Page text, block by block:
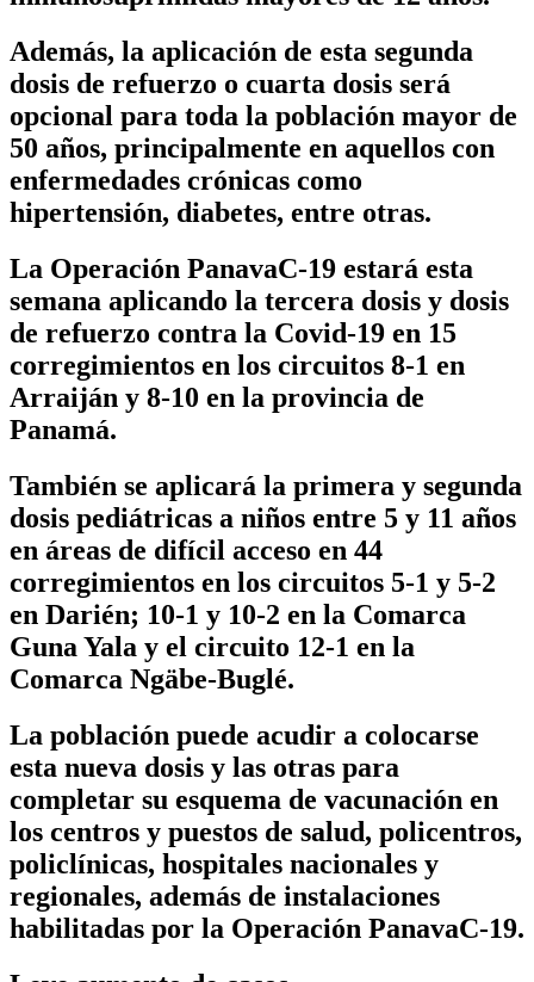
Además, la aplicación de esta segunda
dosis de refuerzo o cuarta dosis será
opcional para toda la población mayor de
50 años, principalmente en aquellos con
enfermedades crónicas como
hipertensión, diabetes, entre otras.
La Operación PanavaC-19 estará esta
semana aplicando la tercera dosis y dosis
de refuerzo contra la Covid-19 en 15
corregimientos en los circuitos 8-1 en
Arraiján y 8-10 en la provincia de
Panamá.
También se aplicará la primera y segunda
dosis pediátricas a niños entre 5 y 11 años
en áreas de difícil acceso en 44
corregimientos en los circuitos 5-1 y 5-2
en Darién; 10-1 y 10-2 en la Comarca
Guna Yala y el circuito 12-1 en la
Comarca Ngäbe-Buglé.
La población puede acudir a colocarse
esta nueva dosis y las otras para
completar su esquema de vacunación en
los centros y puestos de salud, policentros,
policlínicas, hospitales nacionales y
regionales, además de instalaciones
habilitadas por la Operación PanavaC-19.